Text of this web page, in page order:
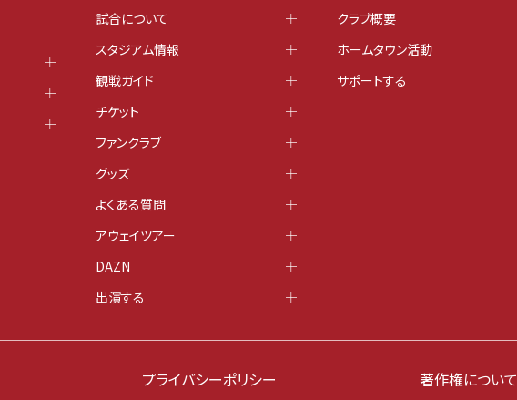
試合について
スタジアム情報
観戦ガイド
チケット
ファンクラブ
グッズ
よくある質問
アウェイツアー
DAZN
出演する
クラブ概要
ホームタウン活動
サポートする
プライバシーポリシー 著作権について